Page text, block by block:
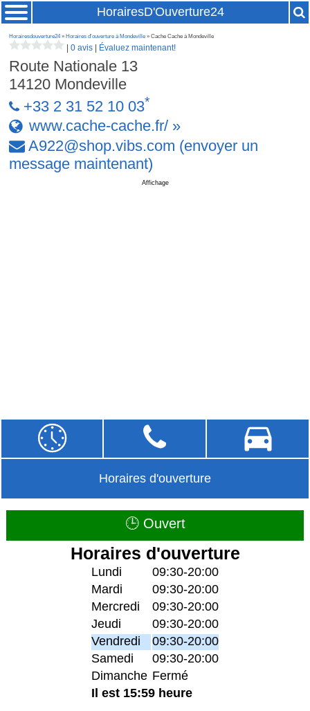
HorairesD'Ouverture24
Horairesdouverture24» Horaires d'ouverture à Mondeville » Cache Cache à Mondeville
|0 avis Évaluez maintenant!
Route Nationale 13
14120 Mondeville
+33 2 31 52 10 03*
www.cache-cache.fr/ »
A922@shop.vibs.com (envoyer un
message maintenant)
Affichage
Horaires d'ouverture
🕒 Ouvert
Horaires d'ouverture
Lundi
09:30-20:00
Mardi
09:30-20:00
Mercredi
09:30-20:00
Jeudi
09:30-20:00
Vendredi
09:30-20:00
Samedi
09:30-20:00
Dimanche Fermé
Il est 15:59 heure